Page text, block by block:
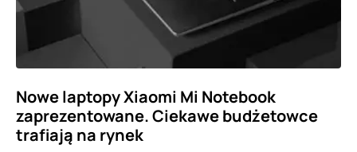
Nowe laptopy Xiaomi Mi Notebook
zaprezentowane. Ciekawe budżetowce
trafiają na rynek